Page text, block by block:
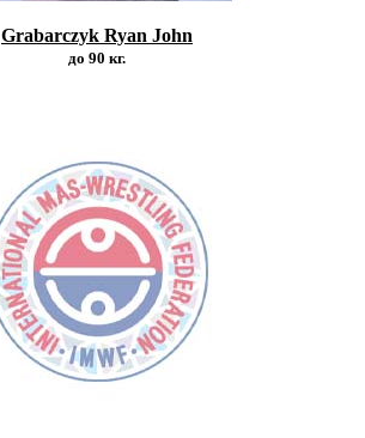
Grabarczyk Ryan John
до 90 кг.